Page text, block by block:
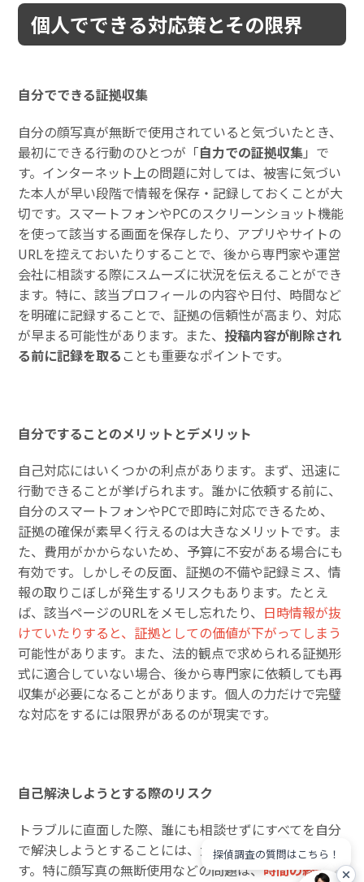
個人でできる対応策とその限界
自分でできる証拠収集
自分の顔写真が無断で使用されていると気づいたとき、
最初にできる行動のひとつが「自力での証拠収集」で
す。インターネット上の問題に対しては、被害に気づい
た本人が早い段階で情報を保存・記録しておくことが大
切です。スマートフォンやPCのスクリーンショット機能
を使って該当する画面を保存したり、アプリやサイトの
URLを控えておいたりすることで、後から専門家や運営
会社に相談する際にスムーズに状況を伝えることができ
ます。特に、該当プロフィールの内容や日付、時間など
を明確に記録することで、証拠の信頼性が高まり、対応
が早まる可能性があります。また、 投稿内容が削除され
る前に記録を取る ことも重要なポイントです。
自分ですることのメリットとデメリット
自己対応にはいくつかの利点があります。まず、迅速に
行動できることが挙げられます。誰かに依頼する前に、
自分のスマートフォンやPCで即時に対応できるため、
証拠の確保が素早く行えるのは大きなメリットです。ま
た、費用がかからないため、予算に不安がある場合にも
有効です。しかしその反面、証拠の不備や記録ミス、情
報の取りこぼしが発生するリスクもあります。たとえ
ば、該当ページのURLをメモし忘れたり、 日時情報が抜
けていたりすると、証拠としての価値が下がってしまう
可能性があります。また、法的観点で求められる証拠形
式に適合していない場合、後から専門家に依頼しても再
収集が必要になることがあります。個人の力だけで完璧
な対応をするには限界があるのが現実です。
自己解決しようとする際のリスク
トラブルに直面した際、誰にも相談せずにすべてを自分
で解決しようとすることには、大きなリスクが伴いま
す。特に顔写真の無断使用などの問題は、時間の経過と
探偵調査の質問はこちら！